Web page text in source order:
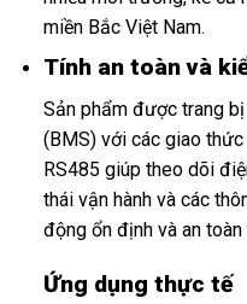
miền Bắc Việt Nam.
Tính an toàn và
Sản phẩm được trang
(BMS) với các giao thức
RS485 giúp theo dõi
thái vận hành và các
động ổn định và an
Ứng dụng thực tế